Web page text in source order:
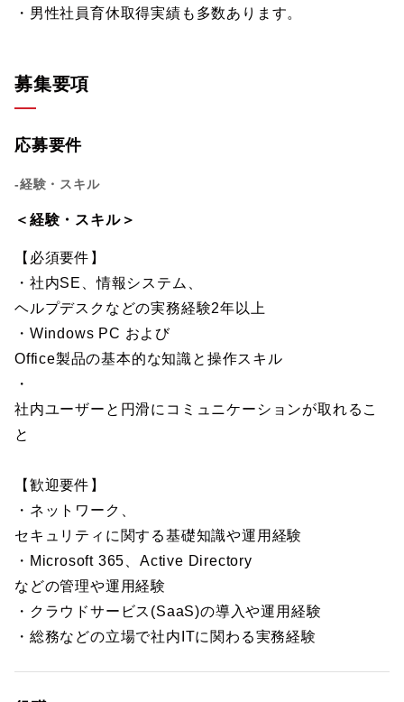
・男性社員育休取得実績も多数あります。
募集要項
応募要件
-経験・スキル
＜経験・スキル＞
【必須要件】
・社内SE、情報システム、
ヘルプデスクなどの実務経験2年以上
・Windows PC および
Office製品の基本的な知識と操作スキル
・
社内ユーザーと円滑にコミュニケーションが取れるこ
と
【歓迎要件】
・ネットワーク、
セキュリティに関する基礎知識や運用経験
・Microsoft 365、Active Directory
などの管理や運用経験
・クラウドサービス(SaaS)の導入や運用経験
・総務などの立場で社内ITに関わる実務経験